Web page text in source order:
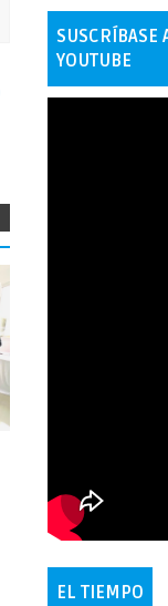
SUSCRÍBASE
YOUTUBE
EL TIEMPO